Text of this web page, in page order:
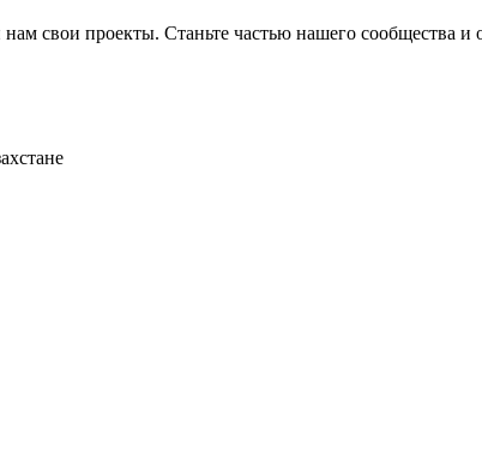
свои проекты. Станьте частью нашего сообщества и